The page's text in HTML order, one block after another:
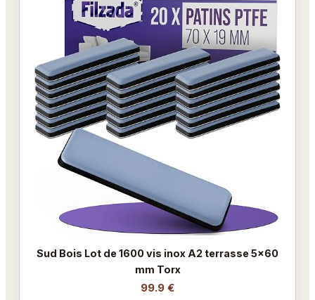
Sud Bois Lot de 1600 vis inox A2 terrasse 5x60
mm Torx
99.9 €